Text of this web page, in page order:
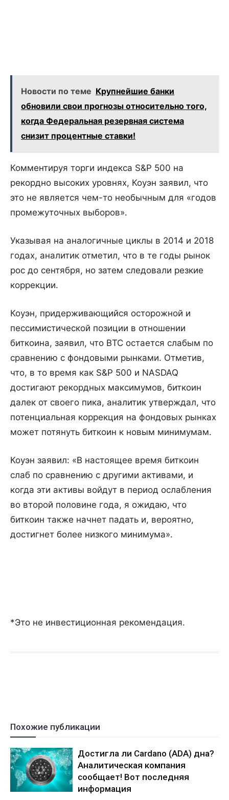
Новости по теме Крупнейшие банки
обновили свои прогнозы относительно того,
когда Федеральная резервная система
снизит процентные ставки!
Комментируя торги индекса S&P 500 на
рекордно высоких уровнях, Коуэн заявил, что
это не является чем-то необычным для «годов
промежуточных выборов».
Указывая на аналогичные циклы в 2014 и 2018
годах, аналитик отметил, что в те годы рынок
рос до сентября, но затем следовали резкие
коррекции.
Коуэн, придерживающийся осторожной и
пессимистической позиции в отношении
биткоина, заявил, что BTC остается слабым по
сравнению с фондовыми рынками. Отметив,
что, в то время как S&P 500 и NASDAQ
достигают рекордных максимумов, биткоин
далек от своего пика, аналитик утверждал, что
потенциальная коррекция на фондовых рынках
может потянуть биткоин к новым минимумам.
Коуэн заявил: «В настоящее время биткоин
слаб по сравнению с другими активами, и
когда эти активы войдут в период ослабления
во второй половине года, я ожидаю, что
биткоин также начнет падать и, вероятно,
достигнет более низкого минимума».
*Это не инвестиционная рекомендация.
Похожие публикации
Достигла ли Cardano (ADA) дна?
Аналитическая компания
сообщает! Вот последняя
информация